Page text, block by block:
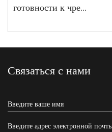
готовности к чре...
Связаться с нами